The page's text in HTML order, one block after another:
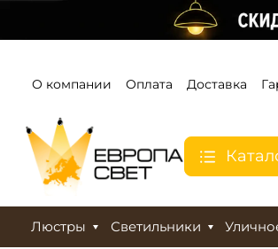
О компании Оплата Доставка
Люстры Светильники